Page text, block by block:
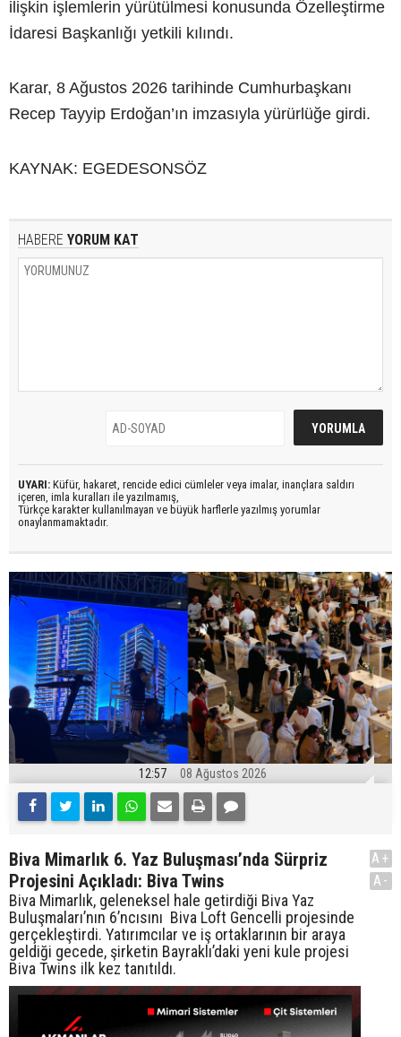
ilişkin işlemlerin yürütülmesi konusunda Özelleştirme
İdaresi Başkanlığı yetkili kılındı.
Karar, 8 Ağustos 2026 tarihinde Cumhurbaşkanı
Recep Tayyip Erdoğan’ın imzasıyla yürürlüğe girdi.
KAYNAK: EGEDESONSÖZ
HABERE YORUM KAT
UYARI: Küfür, hakaret, rencide edici cümleler veya imalar, inançlara saldırı
içeren, imla kuralları ile yazılmamış,
Türkçe karakter kullanılmayan ve büyük harflerle yazılmış yorumlar
onaylanmamaktadır.
12:57 08 Ağustos 2026
Biva Mimarlık 6. Yaz Buluşması’nda Sürpriz
Projesini Açıkladı: Biva Twins
Biva Mimarlık, geleneksel hale getirdiği Biva Yaz
Buluşmaları’nın 6’ncısını Biva Loft Gencelli projesinde
gerçekleştirdi. Yatırımcılar ve iş ortaklarının bir araya
geldiği gecede, şirketin Bayraklı’daki yeni kule projesi
Biva Twins ilk kez tanıtıldı.
A+
A-